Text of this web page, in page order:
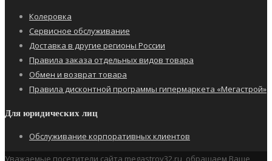
Колеровка
Сервисное обслуживание
Доставка в другие регионы России
Правила заказа отдельных видов товара
Обмен и возврат товара
Правила дисконтной программы гипермаркета «Мегастрой»
Для юридических лиц
Обслуживание корпоративных клиентов
Уважаемые посетители сайта megastroy32.ru, обращаем Ваше